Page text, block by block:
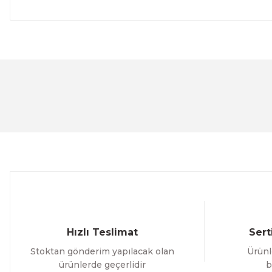
Hızlı Teslimat
Stoktan gönderim yapılacak olan
ürünlerde geçerlidir